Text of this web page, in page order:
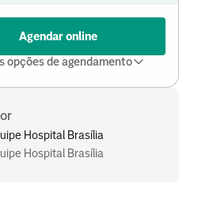
Agendar online
opções de agendamento
Hospital Brasília
Hospital Brasília